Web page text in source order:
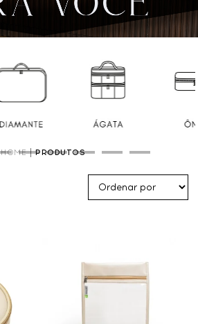
HOME PRODUTOS